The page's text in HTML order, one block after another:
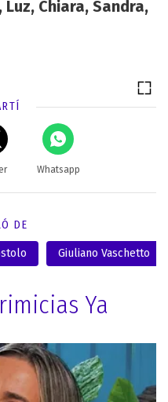
Chiara, Sandra,
Whatsapp
DE
Giuliano Vaschetto
Ya